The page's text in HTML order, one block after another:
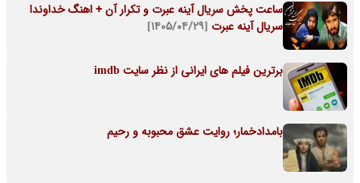
ساعت پخش سریال آینه عبرت و تکرار آن + اهنگ خداوندا
سریال آینه عبرت [۱۴۰۵/۰۴/۲۹]
برترین فیلم های ایرانی از نظر سایت imdb
بامدادخمار؛ روایت عشق محبوبه و رحیم